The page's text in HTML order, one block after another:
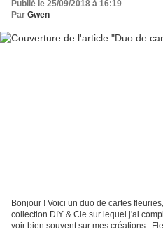
Publié le 25/09/2018 à 16:19
Par Gwen
Bonjour ! Voici un duo de cartes
collection DIY & Cie sur lequel j'ai
voir bien souvent sur mes créations :